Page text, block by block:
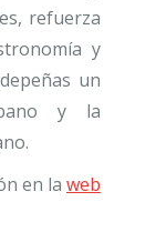
refuerza
y
un
y la
en la web